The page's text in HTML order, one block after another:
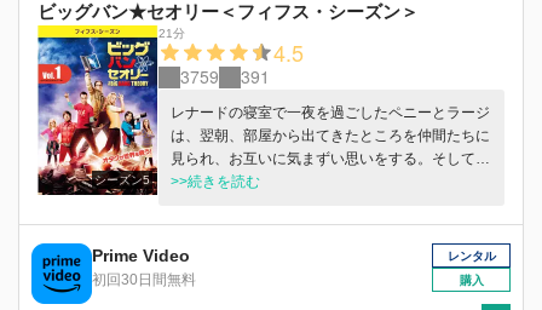
ビッグバン★セオリー＜フィフス・シーズン＞
シーズン5
21分
4.5
3759 391
レナードの寝室で一夜を過ごしたペニーとラージ
は、翌朝、部屋から出てきたところを仲間たちに
見られ、お互いに気まずい思いをする。そして、
ペニーは仲間たちとの友情を裏切ってしまったと
>>続きを読む
Prime Video
初回30日間無料
レンタル
購入